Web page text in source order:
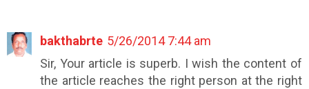
bakthabrte 5/26/2014 7:44 am
Sir, Your article is superb. I wish the content of
the article reaches the right person at the right